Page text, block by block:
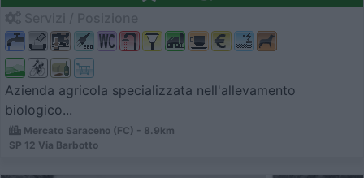
Azienda agricola specializzata nell'allevamento
biologico...
Mercato Saraceno (FC) - 8.9km
SP 12 Via Barbotto